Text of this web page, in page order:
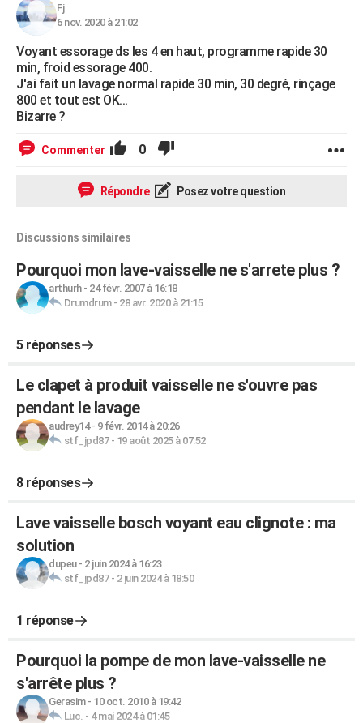
Fj
6 nov. 2020 à 21:02
Voyant essorage ds les 4 en haut, programme rapide 30
min, froid essorage 400.
J'ai fait un lavage normal rapide 30 min, 30 degré, rinçage
800 et tout est OK...
Bizarre ?
Commenter 0
Répondre Posez votre question
Discussions similaires
Pourquoi mon lave-vaisselle ne s'arrete plus ?
arthurh- 24 févr. 2007 à 16:18
Drumdrum- 28 avr. 2020 à 21:15
5 réponses
Le clapet à produit vaisselle ne s'ouvre pas
pendant le lavage
audrey14- 9 févr. 2014 à 20:26
stf_jpd87- 19 août 2025 à 07:52
8 réponses
Lave vaisselle bosch voyant eau clignote : ma
solution
dupeu- 2 juin 2024 à 16:23
stf_jpd87- 2 juin 2024 à 18:50
1 réponse
Pourquoi la pompe de mon lave-vaisselle ne
s'arrête plus ?
Gerasim- 10 oct. 2010 à 19:42
Luc. - 4 mai 2024 à 01:45